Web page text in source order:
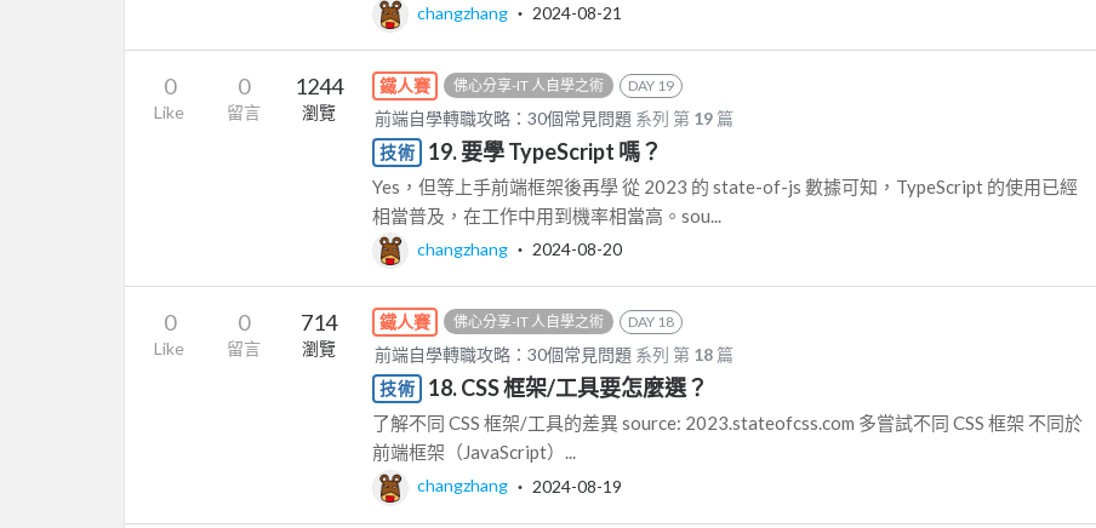
changzhang ‧ 2024-08-21
0
Like
0
留言
1244
瀏覽
鐵人賽 佛心分享-IT 人自學之術 DAY 19
前端自學轉職攻略：30個常見問題 系列 第 19 篇
技術
19. 要學 TypeScript 嗎？
Yes，但等上手前端框架後再學 從 2023 的 state-of-js 數據可知，TypeScript 的使用已經
相當普及，在工作中用到機率相當高。sou...
changzhang ‧ 2024-08-20
0
Like
0
留言
714
瀏覽
鐵人賽 佛心分享-IT 人自學之術 DAY 18
前端自學轉職攻略：30個常見問題 系列 第 18 篇
技術
18. CSS 框架/工具要怎麼選？
了解不同 CSS 框架/工具的差異 source: 2023.stateofcss.com 多嘗試不同 CSS 框架 不同於
前端框架（JavaScript）...
changzhang ‧ 2024-08-19